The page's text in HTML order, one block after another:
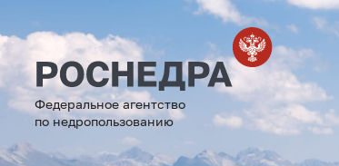
Федеральное агентство
по недропользованию